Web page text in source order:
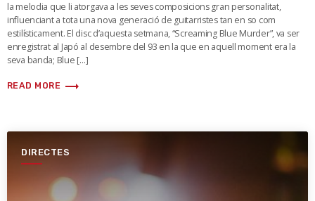
la melodia que li atorgava a les seves composicions gran personalitat,
influenciant a tota una nova generació de guitarristes tan en so com
estilísticament. El disc d’aquesta setmana, “Screaming Blue Murder”, va ser
enregistrat al Japó al desembre del 93 en la que en aquell moment era la
seva banda; Blue […]
READ MORE trending_flat
DIRECTES